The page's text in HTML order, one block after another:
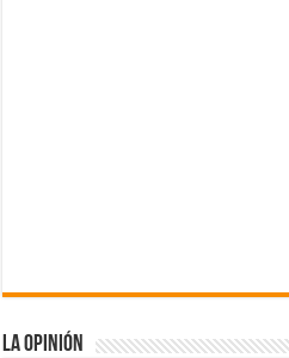
La Opinión